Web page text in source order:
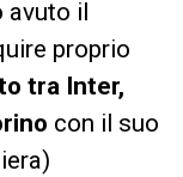
avuto il
proprio
tra Inter,
con il suo